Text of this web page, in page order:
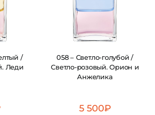
/
Леди
058 – Светло-голубой /
Светло-розовый. Орион и
Анжелика
5 500₽